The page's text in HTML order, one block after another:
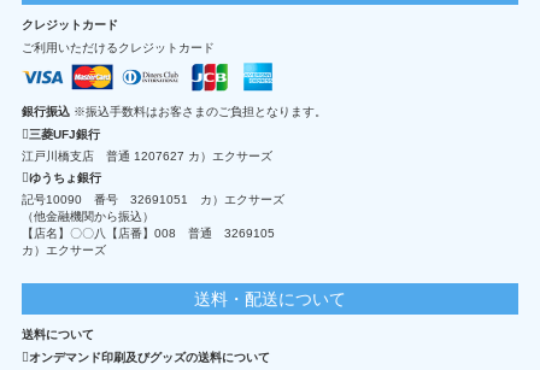
クレジットカード
ご利用いただけるクレジットカード
銀行振込 ※振込手数料はお客さまのご負担となります。
三菱UFJ銀行
江戸川橋支店 普通 1207627 カ）エクサーズ
ゆうちょ銀行
記号10090 番号 32691051 カ）エクサーズ
（他金融機関から振込）
【店名】〇〇八【店番】008 普通 3269105
カ）エクサーズ
送料・配送について
送料について
オンデマンド印刷及びグッズの送料について